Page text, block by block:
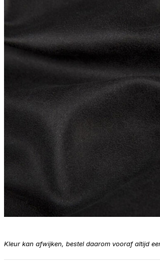
Kleur kan afwijken, bestel daarom vooraf altijd